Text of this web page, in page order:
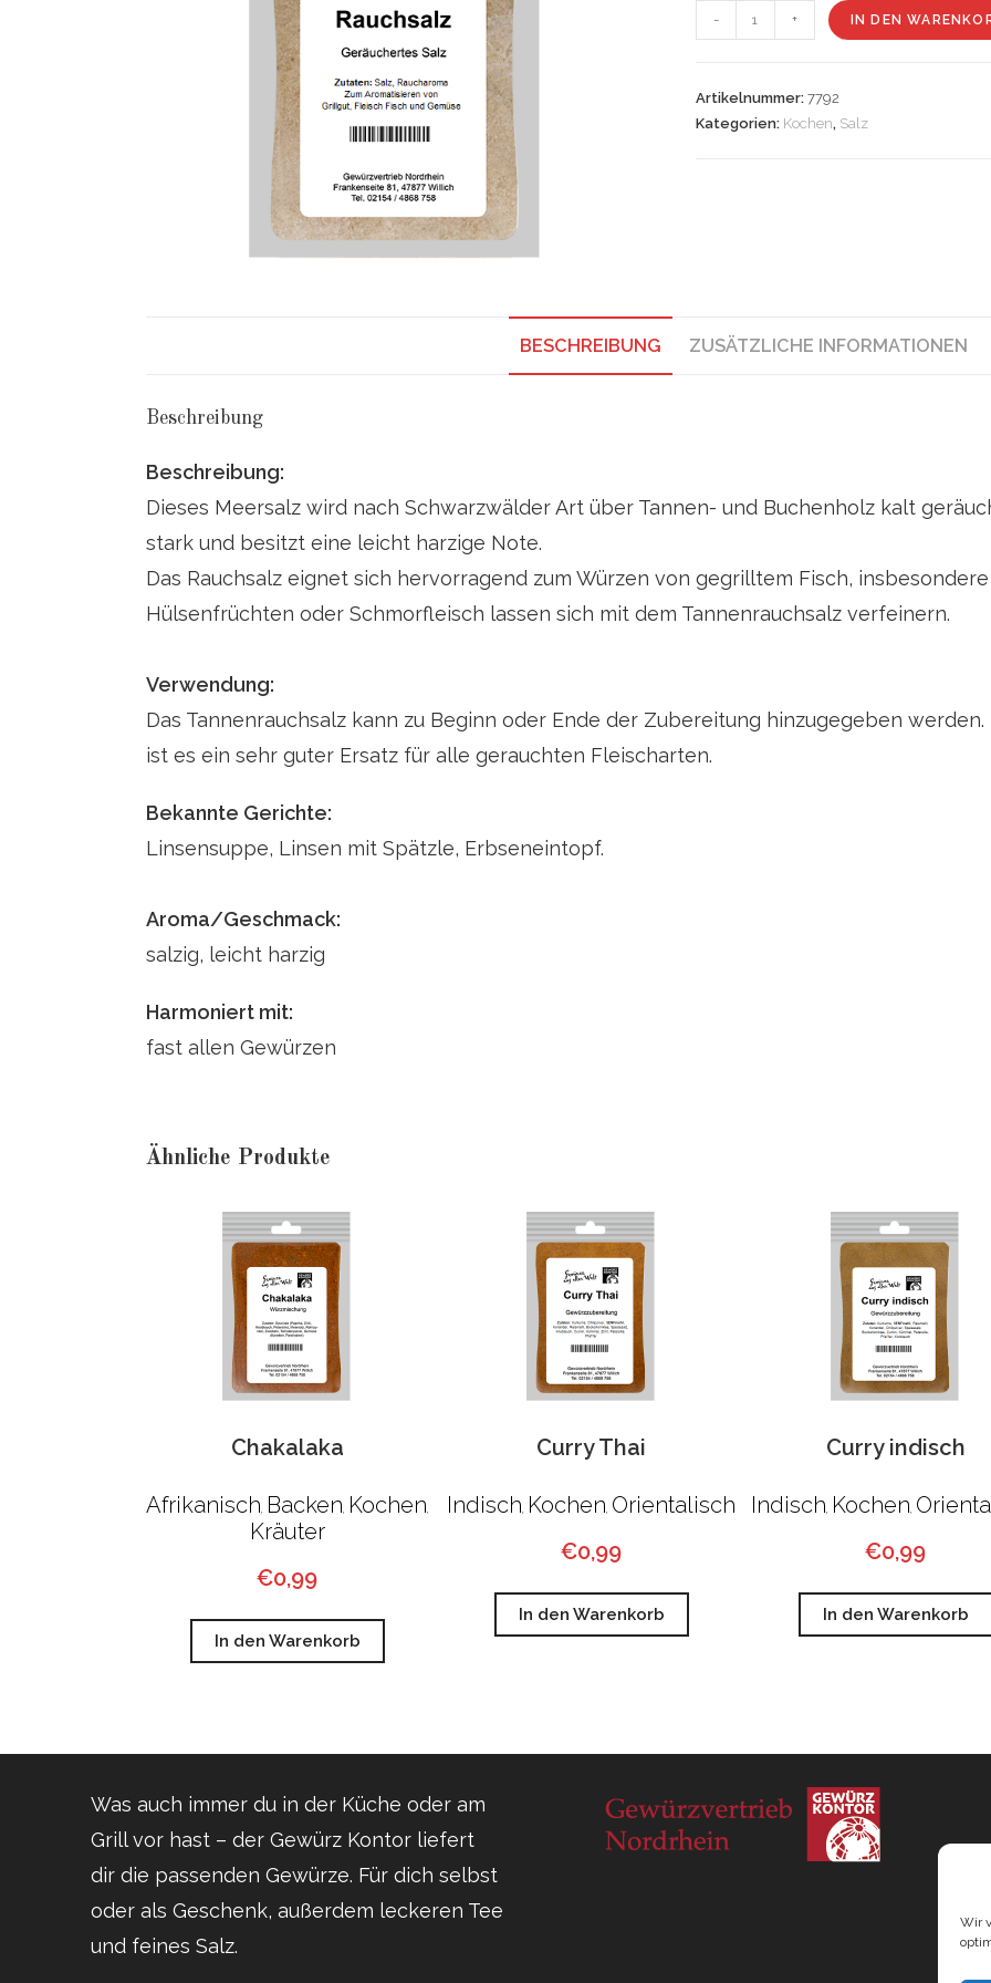
Wir
Menge
- + IN DEN
Artikelnummer: 7792
Kategorien: Kochen, Salz
BESCHREIBUNG ZUSÄTZLICHE INFORMATIONEN
Beschreibung
Beschreibung:
Dieses Meersalz wird nach Schwarzwälder Art über Tannen- und Buchenholz kalt
stark und besitzt eine leicht harzige Note.
Das Rauchsalz eignet sich hervorragend zum Würzen von gegrilltem Fisch,
Hülsenfrüchten oder Schmorfleisch lassen sich mit dem Tannenrauchsalz verfeinern.
Verwendung:
Das Tannenrauchsalz kann zu Beginn oder Ende der Zubereitung hinzugegeben
ist es ein sehr guter Ersatz für alle gerauchten Fleischarten.
Bekannte Gerichte:
Linsensuppe, Linsen mit Spätzle, Erbseneintopf.
Aroma/Geschmack:
salzig, leicht harzig
Harmoniert mit:
fast allen Gewürzen
Ähnliche Produkte
Chakalaka
Afrikanisch Backen Kochen
Kräuter
€0,99
In den Warenkorb
Curry Thai
Indisch Kochen Orientalisch
€0,99
In den Warenkorb
Curry indisch
Indisch Kochen
€0,99
In den Warenkorb
Was auch immer du in der Küche oder am
Grill vor hast – der Gewürz Kontor liefert
dir die passenden Gewürze. Für dich selbst
oder als Geschenk, außerdem leckeren Tee
und feines Salz.